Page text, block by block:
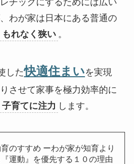
チックにするためには広い
わが家は日本にある普通の
もれなく狭い 。
した快適住まいを実現
させて家事を極力効率的に
子育てに注力 します。
のすすめ ーわが家が知育より
『運動』を優先する１０の理由